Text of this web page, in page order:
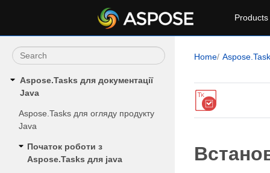
Products
Aspose.Tasks для документації
Java
Aspose.Tasks для огляду продукту
Java
Початок роботи з
Aspose.Tasks для java
Home